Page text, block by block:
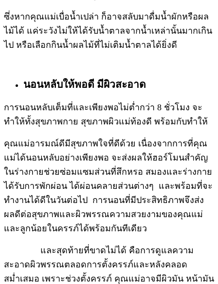
ซึ่งหากคุณแม่เบื่อน้ำเปล่า ก็อาจสลับมาดื่มน้ำผักหรือผล
ไม้ได้ แค่ระวังไม่ให้ได้รับน้ำตาลจากน้ำเหล่านั้นมากเกิน
ไป หรือเลือกกินน้ำผลไม้ที่ไม่เติมน้ำตาลได้ยิ่งดี
นอนหลับให้พอดี มีผิวสะอาด
การนอนหลับเต็มที่และเพียงพอไม่ต่ำกว่า 8 ชั่วโมง จะ
ทำให้ทั้งสุขภาพกาย สุขภาพผิวแม่ท้องดี พร้อมกับทำให้
คุณแม่อารมณ์ดีมีสุขภาพใจที่ดีด้วย เนื่องจากการที่คุณ
แม่ได้นอนหลับอย่างเพียงพอ จะส่งผลให้ฮอร์โมนสำคัญ
ในร่างกายช่วยซ่อมแซมส่วนที่สึกหรอ สมองและร่างกาย
ได้รับการพักผ่อน ได้ผ่อนคลายส่วนต่างๆ และพร้อมที่จะ
ทำงานได้ดีในวันต่อไป การนอนที่มีประสิทธิภาพจึงส่ง
ผลดีต่อสุขภาพและผิวพรรณความสวยงามของคุณแม่
และลูกน้อยในครรภ์ได้พร้อมกันทีเดียว
และสุดท้ายที่ขาดไม่ได้ คือการดูแลความ
สะอาดผิวพรรณตลอดการตั้งครรภ์และหลังคลอด
สม่ำเสมอ เพราะช่วงตั้งครรภ์ คุณแม่อาจมีผิวมัน หน้ามัน